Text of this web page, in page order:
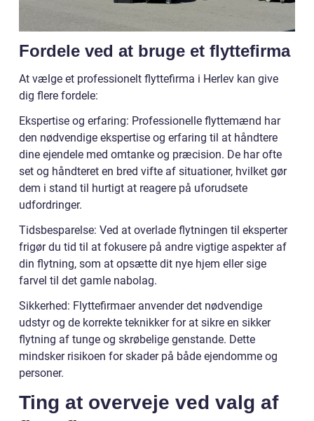
Fordele ved at bruge et flyttefirma
At vælge et professionelt flyttefirma i Herlev kan give
dig flere fordele:
Ekspertise og erfaring: Professionelle flyttemænd har
den nødvendige ekspertise og erfaring til at håndtere
dine ejendele med omtanke og præcision. De har ofte
set og håndteret en bred vifte af situationer, hvilket gør
dem i stand til hurtigt at reagere på uforudsete
udfordringer.
Tidsbesparelse: Ved at overlade flytningen til eksperter
frigør du tid til at fokusere på andre vigtige aspekter af
din flytning, som at opsætte dit nye hjem eller sige
farvel til det gamle nabolag.
Sikkerhed: Flyttefirmaer anvender det nødvendige
udstyr og de korrekte teknikker for at sikre en sikker
flytning af tunge og skrøbelige genstande. Dette
mindsker risikoen for skader på både ejendomme og
personer.
Ting at overveje ved valg af